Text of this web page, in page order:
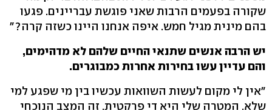
שקורה בפעמים הרבות שאני פוגשת עבריינים. פגעו
בהם מינית מגיל חמש. איפה אנחנו היינו כשזה קרה?"
יש הרבה אנשים שתנאי החיים שלהם לא מדהימים,
והם עדיין עשו בחירות אחרות כמבוגרים.
"אין לי מקום לעשות השוואות עכשיו בין מי שפגע למי
שלא. המטרה שלי היא די פרקטית. זה המצב הנוכחי